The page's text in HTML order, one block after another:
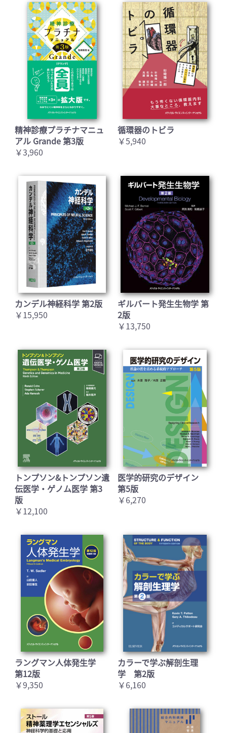
精神診療プラチナマニュ
アル Grande 第3版
￥3,960
循環器のトビラ
￥5,940
カンデル神経科学 第2版
￥15,950
ギルバート発生生物学 第
2版
￥13,750
トンプソン&トンプソン遺
伝医学・ゲノム医学 第3
版
￥12,100
医学的研究のデザイン
第5版
￥6,270
ラングマン人体発生学
第12版
￥9,350
カラーで学ぶ解剖生理
学 第2版
￥6,160